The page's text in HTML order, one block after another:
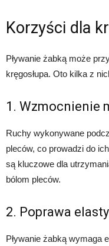
Korzyści dla
Pływanie żabką może
kręgosłupa. Oto kilka z
1. Wzmocnienie
Ruchy wykonywane
pleców, co prowadzi do
są kluczowe dla
bólom pleców.
2. Poprawa
Pływanie żabką wymaga